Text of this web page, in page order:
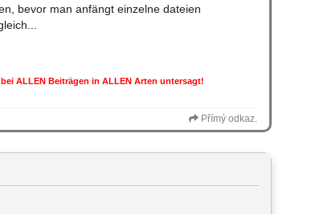
bevor man anfängt einzelne dateien
ALLEN Beiträgen in ALLEN Arten untersagt!
Přímý odkaz.